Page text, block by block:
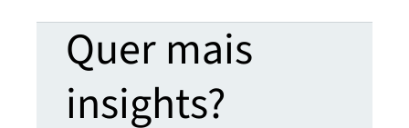
Quer mais
insights?